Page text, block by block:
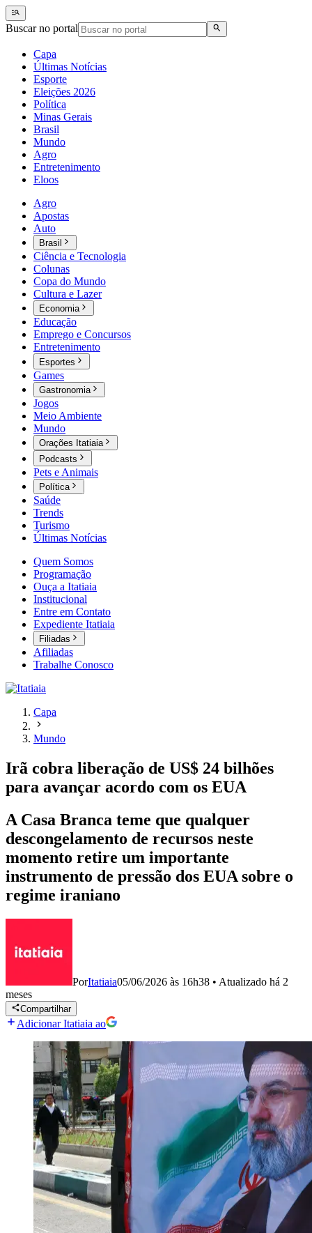
Buscar no portal
Capa
Últimas Notícias
Esporte
Eleições 2026
Política
Minas Gerais
Brasil
Mundo
Agro
Entretenimento
Eloos
Agro
Apostas
Auto
Brasil
Ciência e Tecnologia
Colunas
Copa do Mundo
Cultura e Lazer
Economia
Educação
Emprego e Concursos
Entretenimento
Esportes
Games
Gastronomia
Jogos
Meio Ambiente
Mundo
Orações Itatiaia
Podcasts
Pets e Animais
Política
Saúde
Trends
Turismo
Últimas Notícias
Quem Somos
Programação
Ouça a Itatiaia
Institucional
Entre em Contato
Expediente Itatiaia
Filiadas
Afiliadas
Trabalhe Conosco
Capa
Mundo
Irã cobra liberação de US$ 24 bilhões
para avançar acordo com os EUA
A Casa Branca teme que qualquer
descongelamento de recursos neste
momento retire um importante
instrumento de pressão dos EUA sobre o
regime iraniano
PorItatiaia05/06/2026 às 16h38 • Atualizado há 2
meses
Compartilhar
Adicionar Itatiaia ao